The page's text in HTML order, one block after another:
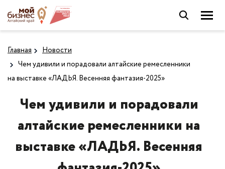
Главная
Новости
Чем удивили и порадовали алтайские ремесленники
на выставке «ЛАДЬЯ. Весенняя фантазия-2025»
Чем удивили и порадовали
алтайские ремесленники на
выставке «ЛАДЬЯ. Весенняя